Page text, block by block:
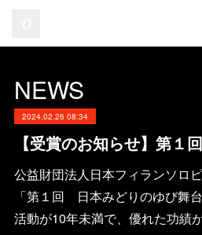
NEWS
2024.02.26 08:34
公益財団法人日本フィランソロ
「第１回 日本みどりのゆび舞
活動が10年未満で、優れた功績